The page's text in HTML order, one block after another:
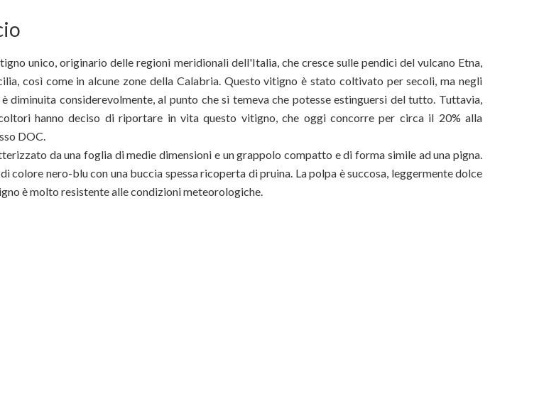
unico, originario delle regioni meridionali dell'Italia, che cresce sulle pendici del vulcano Etna,
così come in alcune zone della Calabria. Questo vitigno è stato coltivato per secoli, ma negli
diminuita considerevolmente, al punto che si temeva che potesse estinguersi del tutto. Tuttavia,
hanno deciso di riportare in vita questo vitigno, che oggi concorre per circa il 20% alla
DOC.
da una foglia di medie dimensioni e un grappolo compatto e di forma simile ad una pigna.
colore nero-blu con una buccia spessa ricoperta di pruina. La polpa è succosa, leggermente dolce
è molto resistente alle condizioni meteorologiche.